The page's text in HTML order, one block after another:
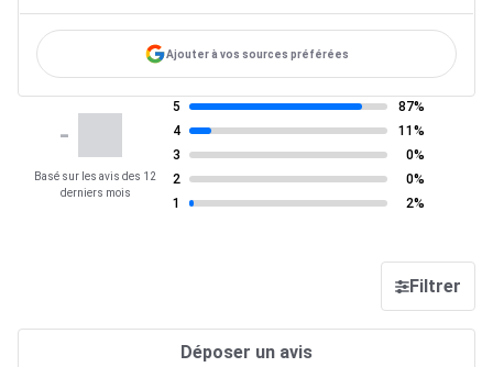
Ajouter à vos sources préférées
-
Basé sur les avis des 12
derniers mois
5
87%
4
11%
3
0%
2
0%
1
2%
Filtrer
Déposer un avis